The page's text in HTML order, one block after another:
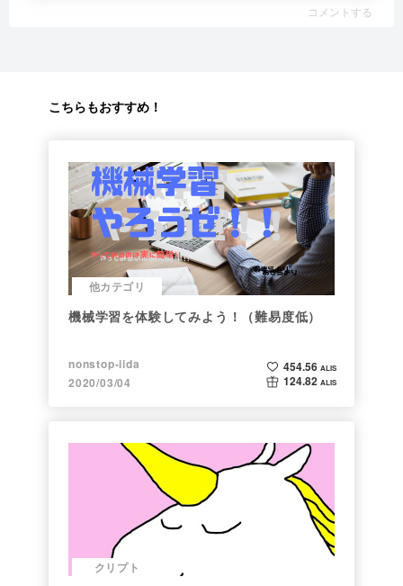
コメントする
こちらもおすすめ！
他カテゴリ
機械学習を体験してみよう！（難易度低）
nonstop-iida
2020/03/04
454.56 ALIS
124.82 ALIS
クリプト